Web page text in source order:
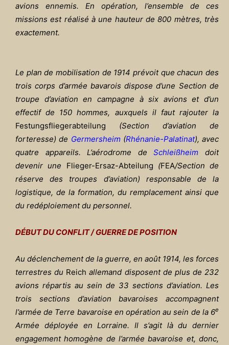
avions ennemis. En opération, l’ensemble de ces
missions est réalisé à une hauteur de 800 mètres, très
exactement.
Le plan de mobilisation de 1914 prévoit que chacun des
trois corps d’armée bavarois dispose d’une Section de
troupe d’aviation en campagne à six avions et d’un
effectif de 150 hommes, auxquels il faut rajouter la
Festungsfliegerabteilung (Section d’aviation de
forteresse) de Germersheim(Rhénanie-Palatinat), avec
quatre appareils. L’aérodrome deSchleißheim doit
devenir une Flieger-Ersaz-Abteilung (FEA/Section de
réserve des troupes d’aviation) responsable de la
logistique, de la formation, du remplacement ainsi que
du redéploiement du personnel.
DÉBUT DU CONFLIT / GUERRE DE POSITION
Au déclenchement de la guerre, en août 1914, les forces
terrestres du Reich allemand disposent de plus de 232
avions répartis au sein de 33 sections d’aviation. Les
trois sections d’aviation bavaroises accompagnent
l’armée de Terre bavaroise en opération au sein de la 6e
Armée déployée en Lorraine. Il s’agit là du dernier
engagement homogène de l’armée bavaroise et, donc,